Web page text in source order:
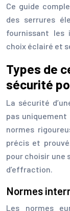
Ce guide
des serrures
fournissant les
choix éclairé et
Types de
sécurité
La sécurité
pas
normes
précis et
pour choisir
d’effraction.
Normes
Les normes